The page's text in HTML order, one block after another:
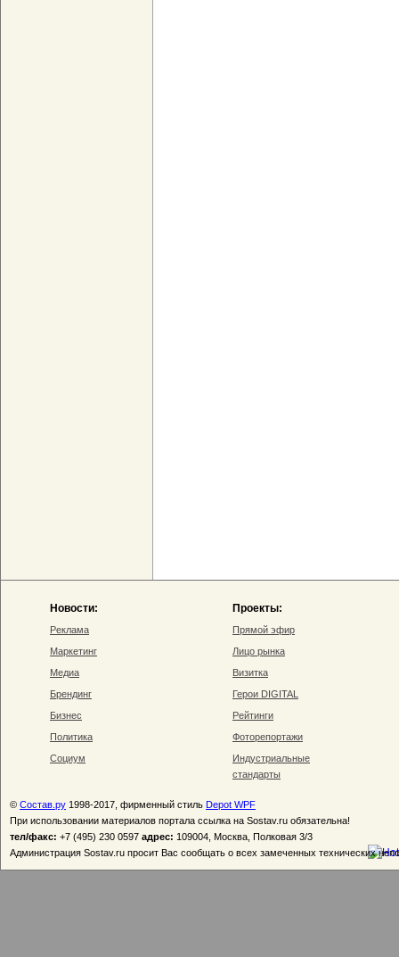
Новости:
Реклама
Маркетинг
Медиа
Брендинг
Бизнес
Политика
Социум
Проекты:
Прямой эфир
Лицо рынка
Визитка
Герои DIGITAL
Рейтинги
Фоторепортажи
Индустриальные
стандарты
© Состав.ру 1998-2017, фирменный стиль Depot WPF
При использовании материалов портала ссылка на Sostav.ru обязательна!
тел/факс: +7 (495) 230 0597 адрес: 109004, Москва, Полковая 3/3
Администрация Sostav.ru просит Вас сообщать о всех замеченных технических